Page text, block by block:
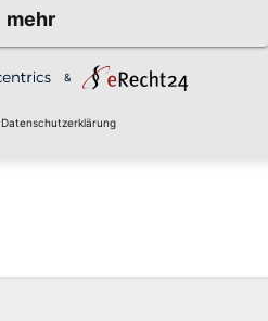
Zeugen
HOCHSAUERLANDKREIS
mehr
&
Datenschutzerklärung